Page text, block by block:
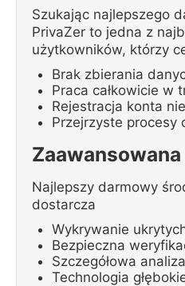
Szukając najlepszego
PrivaZer to jedna z
użytkowników, którzy
Brak zbierania
Praca całkowicie w
Rejestracja konta
Przejrzyste procesy
Najlepszy darmowy
dostarcza
Wykrywanie
Bezpieczna
Szczegółowa
Technologia